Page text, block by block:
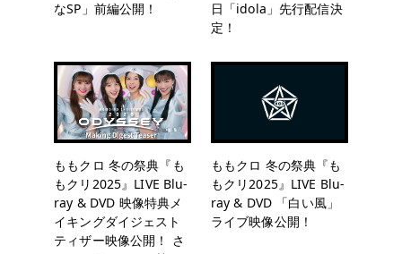
なSP」前編公開！
日「idola」先行配信決
定！
ももクロ 冬の祭典『も
もクリ2025』LIVE Blu-
ray & DVD 映像特典メ
イキングダイジェスト
ティザー映像公開！ さ
ももクロ 冬の祭典『も
もクリ2025』LIVE Blu-
ray & DVD 「白い風」
ライブ映像公開！